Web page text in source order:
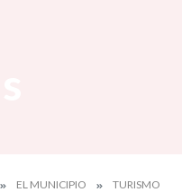
EL MUNICIPIO TURISMO